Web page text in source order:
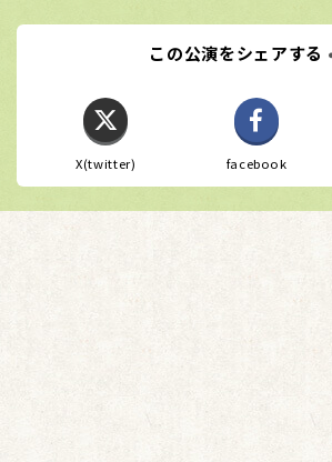
この公演をシェアする
X(twitter) facebook